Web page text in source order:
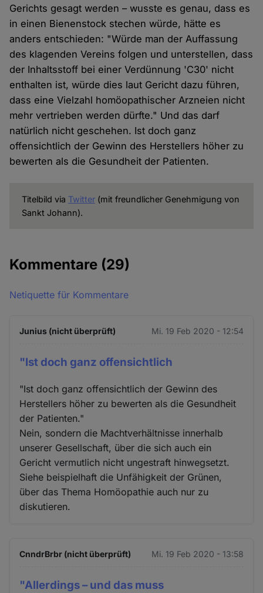
Gerichts gesagt werden – wusste es genau, dass es
in einen Bienenstock stechen würde, hätte es
anders entschieden: "Würde man der Auffassung
des klagenden Vereins folgen und unterstellen, dass
der Inhaltsstoff bei einer Verdünnung 'C30' nicht
enthalten ist, würde dies laut Gericht dazu führen,
dass eine Vielzahl homöopathischer Arzneien nicht
mehr vertrieben werden dürfte." Und das darf
natürlich nicht geschehen. Ist doch ganz
offensichtlich der Gewinn des Herstellers höher zu
bewerten als die Gesundheit der Patienten.
Titelbild via Twitter(mit freundlicher Genehmigung von
Sankt Johann).
Kommentare (29)
Netiquette für Kommentare
Junius (nicht überprüft) Mi. 19 Feb 2020 - 12:54
"Ist doch ganz offensichtlich
"Ist doch ganz offensichtlich der Gewinn des
Herstellers höher zu bewerten als die Gesundheit
der Patienten."
Nein, sondern die Machtverhältnisse innerhalb
unserer Gesellschaft, über die sich auch ein
Gericht vermutlich nicht ungestraft hinwegsetzt.
Siehe beispielhaft die Unfähigkeit der Grünen,
über das Thema Homöopathie auch nur zu
diskutieren.
CnndrBrbr (nicht überprüft) Mi. 19 Feb 2020 - 13:58
"Allerdings – und das muss